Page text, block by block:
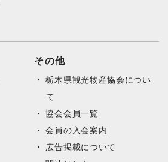
その他
栃木県観光物産協会につい
て
協会会員一覧
会員の入会案内
広告掲載について